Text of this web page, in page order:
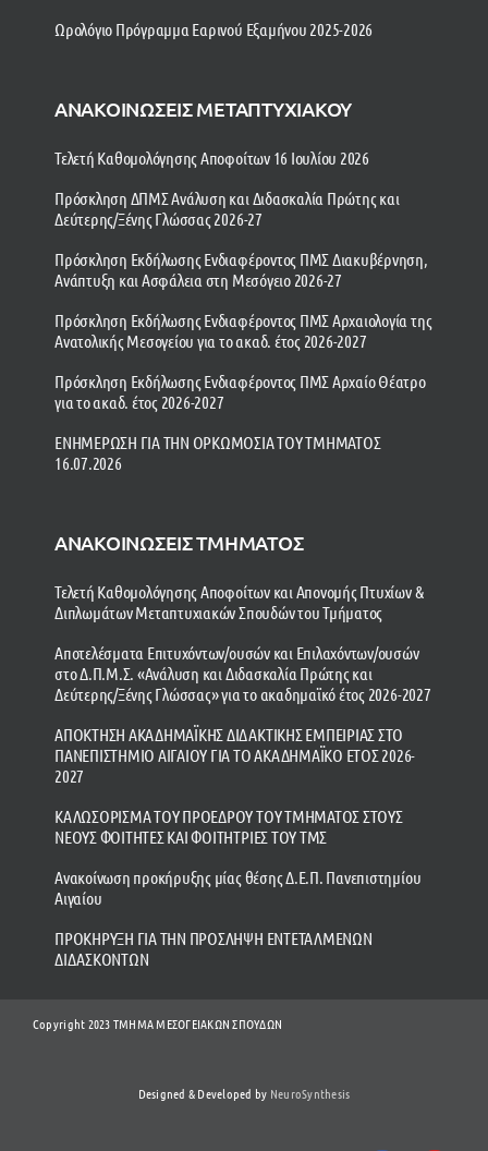
Ωρολόγιο Πρόγραμμα Εαρινού Εξαμήνου 2025-2026
ΑΝΑΚΟΙΝΩΣΕΙΣ ΜΕΤΑΠΤΥΧΙΑΚΟΥ
Τελετή Καθομολόγησης Αποφοίτων 16 Ιουλίου 2026
Πρόσκληση ΔΠΜΣ Ανάλυση και Διδασκαλία Πρώτης και
Δεύτερης/Ξένης Γλώσσας 2026-27
Πρόσκληση Εκδήλωσης Ενδιαφέροντος ΠΜΣ Διακυβέρνηση,
Ανάπτυξη και Ασφάλεια στη Μεσόγειο 2026-27
Πρόσκληση Εκδήλωσης Ενδιαφέροντος ΠΜΣ Αρχαιολογία της
Ανατολικής Μεσογείου για το ακαδ. έτος 2026-2027
Πρόσκληση Εκδήλωσης Ενδιαφέροντος ΠΜΣ Αρχαίο Θέατρο
για το ακαδ. έτος 2026-2027
ΕΝΗΜΕΡΩΣΗ ΓΙΑ ΤΗΝ ΟΡΚΩΜΟΣΙΑ ΤΟΥ ΤΜΗΜΑΤΟΣ
16.07.2026
ΑΝΑΚΟΙΝΩΣΕΙΣ ΤΜΗΜΑΤΟΣ
Τελετή Καθομολόγησης Αποφοίτων και Απονομής Πτυχίων &
Διπλωμάτων Μεταπτυχιακών Σπουδών του Τμήματος
Αποτελέσματα Επιτυχόντων/ουσών και Επιλαχόντων/ουσών
στο Δ.Π.Μ.Σ. «Ανάλυση και Διδασκαλία Πρώτης και
Δεύτερης/Ξένης Γλώσσας» για το ακαδημαϊκό έτος 2026-2027
ΑΠΟΚΤΗΣΗ ΑΚΑΔΗΜΑΪΚΗΣ ΔΙΔΑΚΤΙΚΗΣ ΕΜΠΕΙΡΙΑΣ ΣΤΟ
ΠΑΝΕΠΙΣΤΗΜΙΟ ΑΙΓΑΙΟΥ ΓΙΑ ΤΟ ΑΚΑΔΗΜΑΪΚΟ ΕΤΟΣ 2026-
2027
ΚΑΛΩΣΟΡΙΣΜΑ ΤΟΥ ΠΡΟΕΔΡΟΥ ΤΟΥ ΤΜΗΜΑΤΟΣ ΣΤΟΥΣ
ΝΕΟΥΣ ΦΟΙΤΗΤΕΣ ΚΑΙ ΦΟΙΤΗΤΡΙΕΣ ΤΟΥ ΤΜΣ
Ανακοίνωση προκήρυξης μίας θέσης Δ.Ε.Π. Πανεπιστημίου
Αιγαίου
ΠΡΟΚΗΡΥΞΗ ΓΙΑ ΤΗΝ ΠΡΟΣΛΗΨΗ ΕΝΤΕΤΑΛΜΕΝΩΝ
ΔΙΔΑΣΚΟΝΤΩΝ
Copyright 2023 ΤΜΗΜΑ ΜΕΣΟΓΕΙΑΚΩΝ ΣΠΟΥΔΩΝ
Designed & Developed by NeuroSynthesis